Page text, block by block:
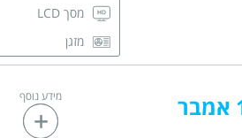
מסך LCD
מזגן
פינת ישיבה
מגבות רחצה
חדר רחצה פרטי
מידע נוסף